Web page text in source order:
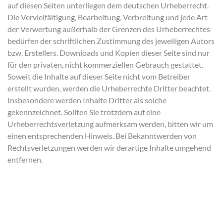
auf diesen Seiten unterliegen dem deutschen Urheberrecht.
Die Vervielfältigung, Bearbeitung, Verbreitung und jede Art
der Verwertung außerhalb der Grenzen des Urheberrechtes
bedürfen der schriftlichen Zustimmung des jeweiligen Autors
bzw. Erstellers. Downloads und Kopien dieser Seite sind nur
für den privaten, nicht kommerziellen Gebrauch gestattet.
Soweit die Inhalte auf dieser Seite nicht vom Betreiber
erstellt wurden, werden die Urheberrechte Dritter beachtet.
Insbesondere werden Inhalte Dritter als solche
gekennzeichnet. Sollten Sie trotzdem auf eine
Urheberrechtsverletzung aufmerksam werden, bitten wir um
einen entsprechenden Hinweis. Bei Bekanntwerden von
Rechtsverletzungen werden wir derartige Inhalte umgehend
entfernen.